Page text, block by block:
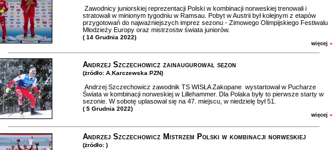
Zawodnicy juniorskiej reprezentacji Polski w kombinacji norweskiej trenowali i
stratowali w minionym tygodniu w Ramsau. Pobyt w Austrii był kolejnym z etapów
przygotowań do najważniejszych imprez sezonu - Zimowego Olimpijskiego Festiwalu
Młodzieży Europy oraz mistrzostw świata juniorów.
( 14 Grudnia 2022)
więcej »
Andrzej Szczechowicz zainaugurował sezon
(żródło: A.Karczewska PZN)
Andrzej Szczechowicz zawodnik TS WISŁA Zakopane wystartował w Pucharze
Świata w kombinacji norweskiej w Lillehammer. Dla Polaka były to pierwsze starty w
sezonie. W sobotę uplasował się na 47. miejscu, w niedzielę był 51.
( 5 Grudnia 2022)
więcej »
Andrzej Szczechowicz Mistrzem Polski w kombinacji norweskiej
(żródło: )